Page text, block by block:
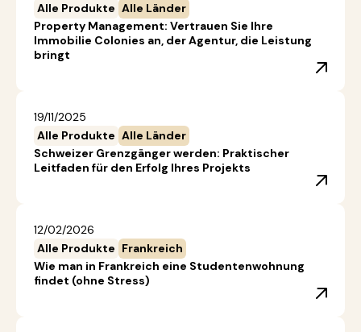
Alle Produkte Alle Länder
Property Management: Vertrauen Sie Ihre
Immobilie Colonies an, der Agentur, die Leistung
bringt
19/11/2025
Alle Produkte Alle Länder
Schweizer Grenzgänger werden: Praktischer
Leitfaden für den Erfolg Ihres Projekts
12/02/2026
Alle Produkte Frankreich
Wie man in Frankreich eine Studentenwohnung
findet (ohne Stress)